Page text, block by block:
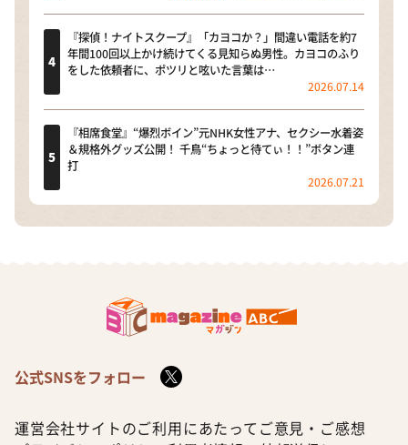
『探偵！ナイトスクープ』「カヨコか？」間違い電話を約7
年間100回以上かけ続けてくる見知らぬ男性。カヨコのふり
をした依頼者に、ポツリと呟いた言葉は…
2026.07.14
『相席食堂』“爆烈ボイン”元NHK女性アナ、セクシー水着姿
＆規格外グッズ公開！ 千鳥“ちょっと待てぃ！！”ボタン連
打
2026.07.21
公式SNSをフォロー
運営会社サイトのご利用にあたって ご意見・ご感想